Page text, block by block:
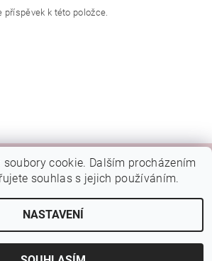
příspěvek k této položce.
| Rady a tipy | Google mapa | Fotky prodejny
Náš FB
© Botýsek, všechna práva vyhrazena
Vytvořil Shoptet
cookie. Dalším procházením
souhlas s jejich používáním.
NASTAVENÍ